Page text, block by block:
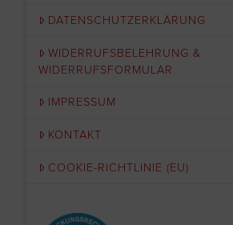
DATENSCHUTZERKLÄRUNG
WIDERRUFSBELEHRUNG &
WIDERRUFSFORMULAR
IMPRESSUM
KONTAKT
COOKIE-RICHTLINIE (EU)